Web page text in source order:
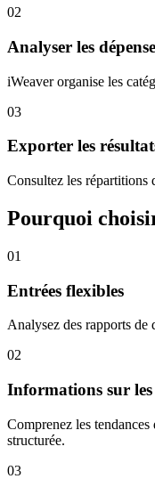
02
Analyser les
iWeaver organise les
03
Exporter les
Consultez les répartitions
Pourquoi
01
Entrées flexibles
Analysez des rapports de
02
Informations sur les
Comprenez les
structurée.
03